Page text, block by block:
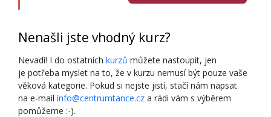
Nenašli jste vhodný kurz?
Nevadí! I do ostatních kurzů můžete nastoupit, jen
je potřeba myslet na to, že v kurzu nemusí být pouze vaše
věková kategorie. Pokud si nejste jistí, stačí nám napsat
na e-mail info@centrumtance.cz a rádi vám s výběrem
pomůžeme :-).